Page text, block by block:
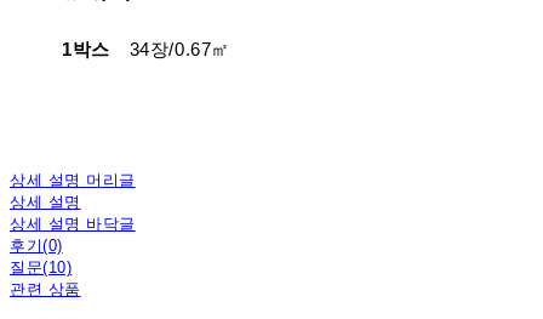
1박스 34장/0.67㎡
상세 설명 머리글
상세 설명
상세 설명 바닥글
후기(0)
질문(10)
관련 상품